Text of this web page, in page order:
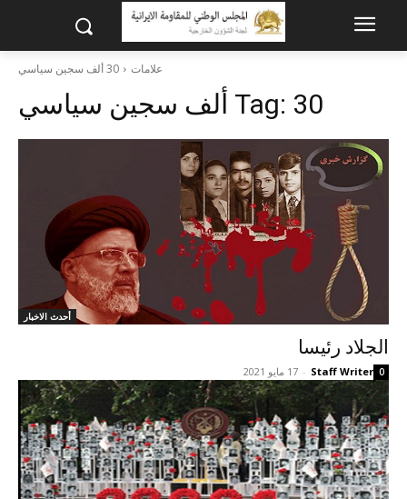
علامات 30 ألف سجين سياسي
Tag: 30 ألف سجين سياسي
أحدث الاخبار
الجلاد رئيسا
Staff Writer
- 17 مايو 2021 0